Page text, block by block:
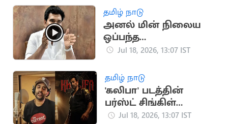
வின்சிச் தேர்வு
தமிழ் நாடு
அனல் மின் நிலைய
ஒப்பந்த
தொழிலாளர்களுக்கு
நிர்மல்குமார்
வேண்டுகோள்
Jul 18, 2026, 13:07 IST
தமிழ் நாடு
'கலிபா' படத்தின்
பர்ஸ்ட் சிங்கிள்
அப்டேட் கொடுத்த
Jul 18, 2026, 13:07 IST